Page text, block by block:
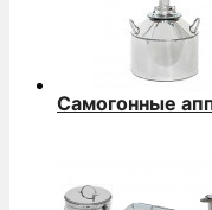
Самогонные